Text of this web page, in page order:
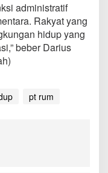
administratif
Rakyat yang
hidup yang
beber Darius
pt rum